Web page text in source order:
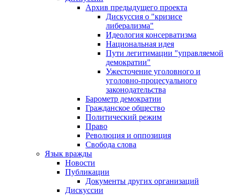
Архив предыдущего проекта
Дискуссия о "кризисе
либерализма"
Идеология консерватизма
Национальная идея
Пути легитимации "управляемой
демократии"
Ужесточение уголовного и
уголовно-процесуального
законодательства
Барометр демократии
Гражданское общество
Политический режим
Право
Революция и оппозиция
Свобода слова
Язык вражды
Новости
Публикации
Документы других организаций
Дискуссии